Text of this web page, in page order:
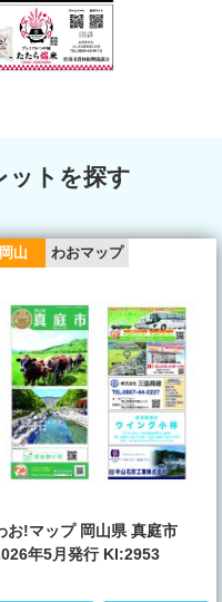
ットを探す
岡山 わおマップ
お!マップ 岡山県 真庭市
年5月発行 KI:2953